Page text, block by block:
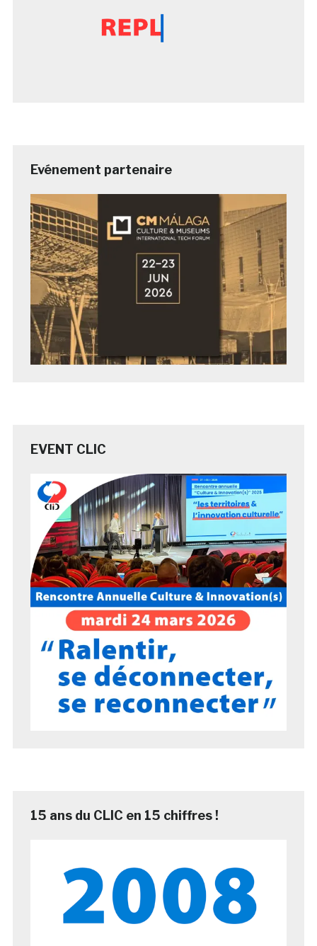
Evénement partenaire
EVENT CLIC
15 ans du CLIC en 15 chiffres !